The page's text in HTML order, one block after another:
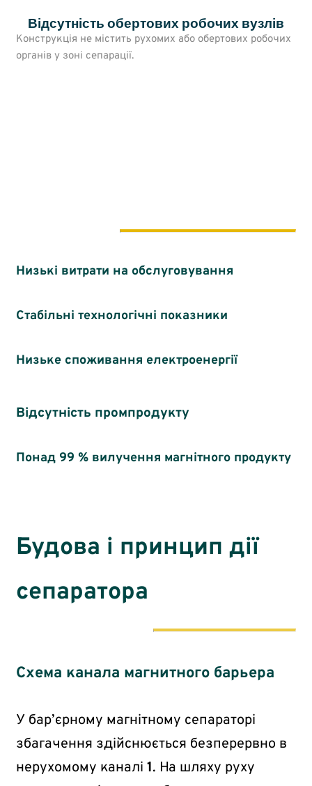
Відсутність обертових робочих вузлів
Конструкція не містить рухомих або обертових робочих
органів у зоні сепарації.
Низькі витрати на обслуговування
Стабільні технологічні показники
Низьке споживання електроенергії
Відсутність промпродукту
Понад 99 % вилучення магнітного продукту
Будова і принцип дії
сепаратора
Cхема канала магнитного барьера
У бар’єрному магнітному сепараторі
збагачення здійснюється безперервно в
нерухомому каналі 1. На шляху руху